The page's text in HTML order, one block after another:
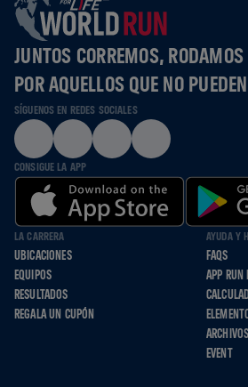
JUNTOS CORREMOS,
POR AQUELLOS QUE NO PUEDEN
SÍGUENOS EN REDES SOCIALES
CONSIGUE LA APP
LA CARRERA
UBICACIONES
EQUIPOS
RESULTADOS
REGALA UN CUPÓN
AYUDA Y
FAQS
APP RUN
EVENT